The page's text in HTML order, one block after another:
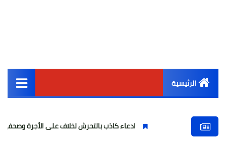
الرئيسية
أخبار مصر
ادعاء كاذب بالتحرش لخلاف على الأجرة وصحفية وهمية